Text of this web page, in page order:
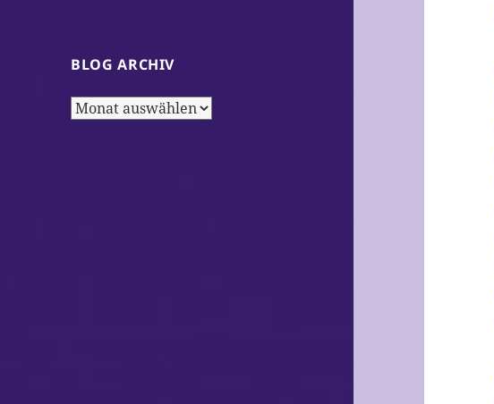
BLOG ARCHIV
Blog